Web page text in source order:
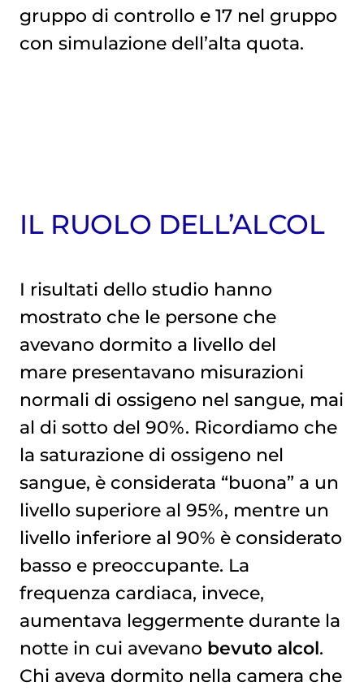
gruppo di controllo e 17 nel gruppo
con simulazione dell’alta quota.
IL RUOLO DELL’ALCOL
I risultati dello studio hanno
mostrato che le persone che
avevano dormito a livello del
mare presentavano misurazioni
normali di ossigeno nel sangue, mai
al di sotto del 90%. Ricordiamo che
la saturazione di ossigeno nel
sangue, è considerata “buona” a un
livello superiore al 95%, mentre un
livello inferiore al 90% è considerato
basso e preoccupante. La
frequenza cardiaca, invece,
aumentava leggermente durante la
notte in cui avevano bevuto alcol.
Chi aveva dormito nella camera che